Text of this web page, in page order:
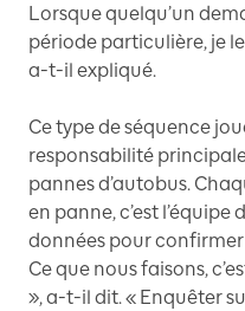
Lorsque quelqu’un
période particulière, je
a-t-il expliqué.
Ce type de séquence
responsabilité principale
pannes d’autobus.
en panne, c’est
données pour
Ce que nous faisons,
», a-t-il dit. « Enquêter